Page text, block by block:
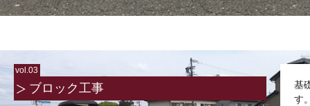
vol.03
ブロック工事
基
す